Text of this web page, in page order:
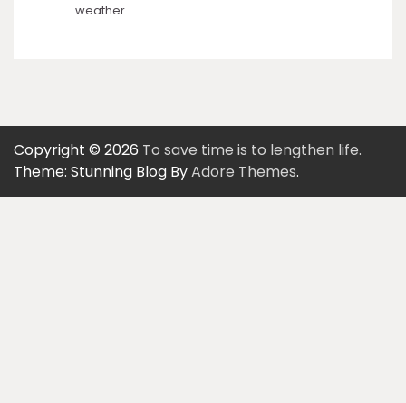
weather
Copyright © 2026 To save time is to lengthen life.
Theme: Stunning Blog ByAdore Themes.